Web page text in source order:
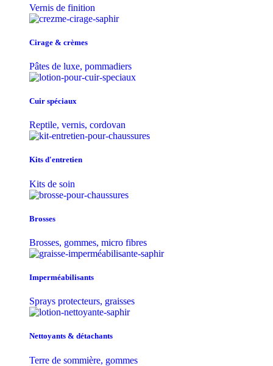
Vernis de finition
Cirage & crèmes
Pâtes de luxe, pommadiers
Cuir spéciaux
Reptile, vernis, cordovan
Kits d'entretien
Kits de soin
Brosses
Brosses, gommes, micro fibres
Imperméabilisants
Sprays protecteurs, graisses
Nettoyants & détachants
Terre de sommière, gommes